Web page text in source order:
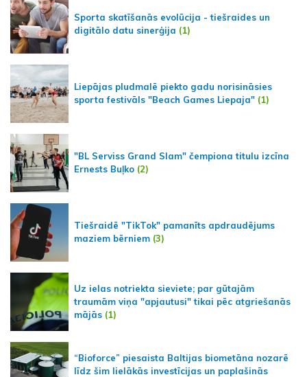
Sporta skatīšanās evolūcija - tiešraides un
digitālo datu sinerģija (1)
Liepājas pludmalē piekto gadu norisināsies
sporta festivāls "Beach Games Liepaja" (1)
"BL Serviss Grand Slam" čempiona titulu izcīna
Ernests Buļko (2)
Tiešraidē "TikTok" pamanīts apdraudējums
maziem bērniem (3)
Uz ielas notriekta sieviete; par gūtajām
traumām viņa "apjautusi" tikai pēc atgriešanās
mājās (1)
“Bioforce” piesaista Baltijas biometāna nozarē
līdz šim lielākās investīcijas un paplašinās